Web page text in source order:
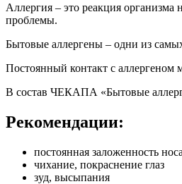
Аллергия – это реакция
проблемы.
Бытовые аллергены – одни из
Постоянный контакт с аллергеном
В состав ЧЕКАПА «Бытовые
Рекомендации:
постоянная заложенность
чихание, покраснение глаз
зуд, высыпания